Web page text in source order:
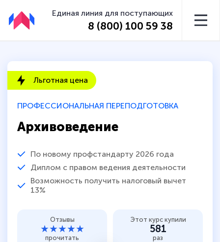
Единая линия для поступающих
8 (800) 100 59 38
ПРОФЕССИОНАЛЬНАЯ ПЕРЕПОДГОТОВКА
Архивоведение
По новому профстандарту 2026 года
Диплом с правом ведения деятельности
Возможность получить налоговый вычет
13%
Льготная цена
Отзывы
★★★★★
прочитать
Этот курс купили
581
раз